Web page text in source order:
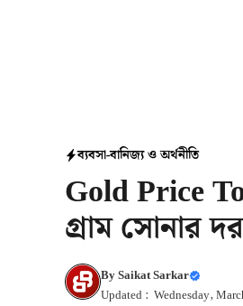
ব্যবসা-বানিজ্য ও অর্থনীতি
Gold Price
গ্রাম সোনার
BySaikat Sarkar
Updated : Wednesday,